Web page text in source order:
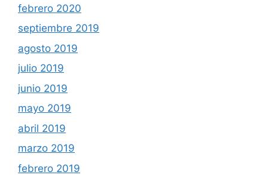
febrero 2020
septiembre 2019
agosto 2019
julio 2019
junio 2019
mayo 2019
abril 2019
marzo 2019
febrero 2019